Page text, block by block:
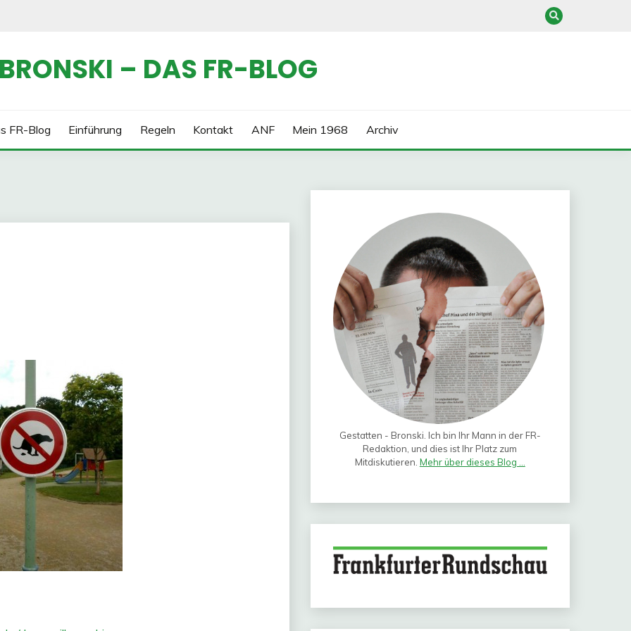
– DAS FR-BLOG
FR-Blog Einführung Regeln Kontakt ANF Mein 1968 Archiv
Gestatten - Bronski. Ich bin Ihr Mann in der FR-
Redaktion, und dies ist Ihr Platz zum
Mitdiskutieren. Mehr über dieses Blog ...